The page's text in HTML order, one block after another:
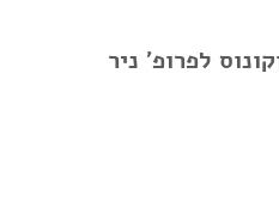
לפרופ' ניר